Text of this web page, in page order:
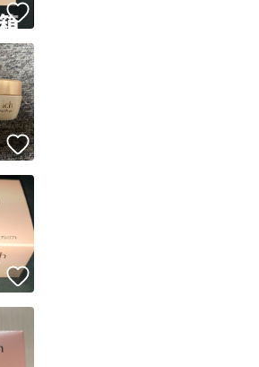
フリマの取引を完了させた実績があります
リマサービスでの取引実績があります
証しているものではありません
度で24時間以内＆設定した発送日数内に発送してい
度で24時間以内に発送しています
ます
ページへ
ンセル
いいね！